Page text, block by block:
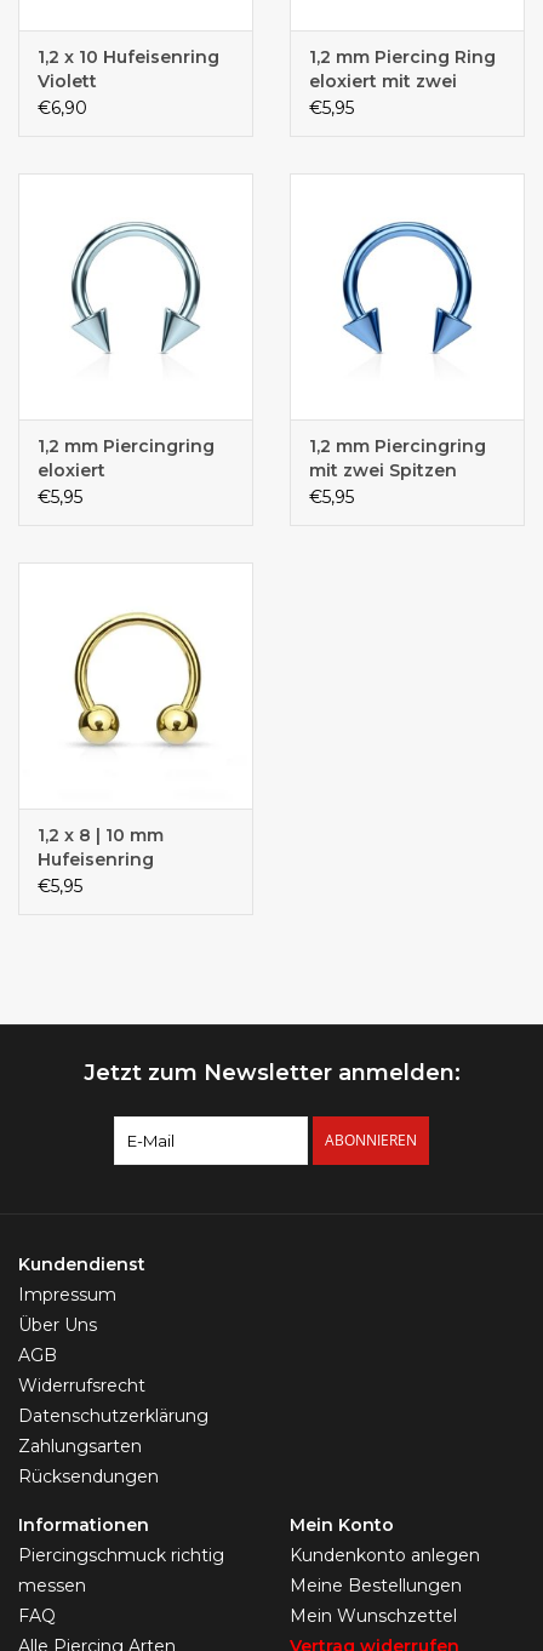
1,2 x 10 Hufeisenring
Violett
€6,90
1,2 mm Piercing Ring
eloxiert mit zwei
Kegeln
€5,95
1,2 mm Piercingring
eloxiert
€5,95
1,2 mm Piercingring
mit zwei Spitzen
€5,95
1,2 x 8 | 10 mm
Hufeisenring
€5,95
Jetzt zum Newsletter anmelden:
ABONNIEREN
Kundendienst
Impressum
Über Uns
AGB
Widerrufsrecht
Datenschutzerklärung
Zahlungsarten
Rücksendungen
Informationen
Piercingschmuck richtig
messen
FAQ
Alle Piercing Arten
Mein Konto
Kundenkonto anlegen
Meine Bestellungen
Mein Wunschzettel
Vertrag widerrufen